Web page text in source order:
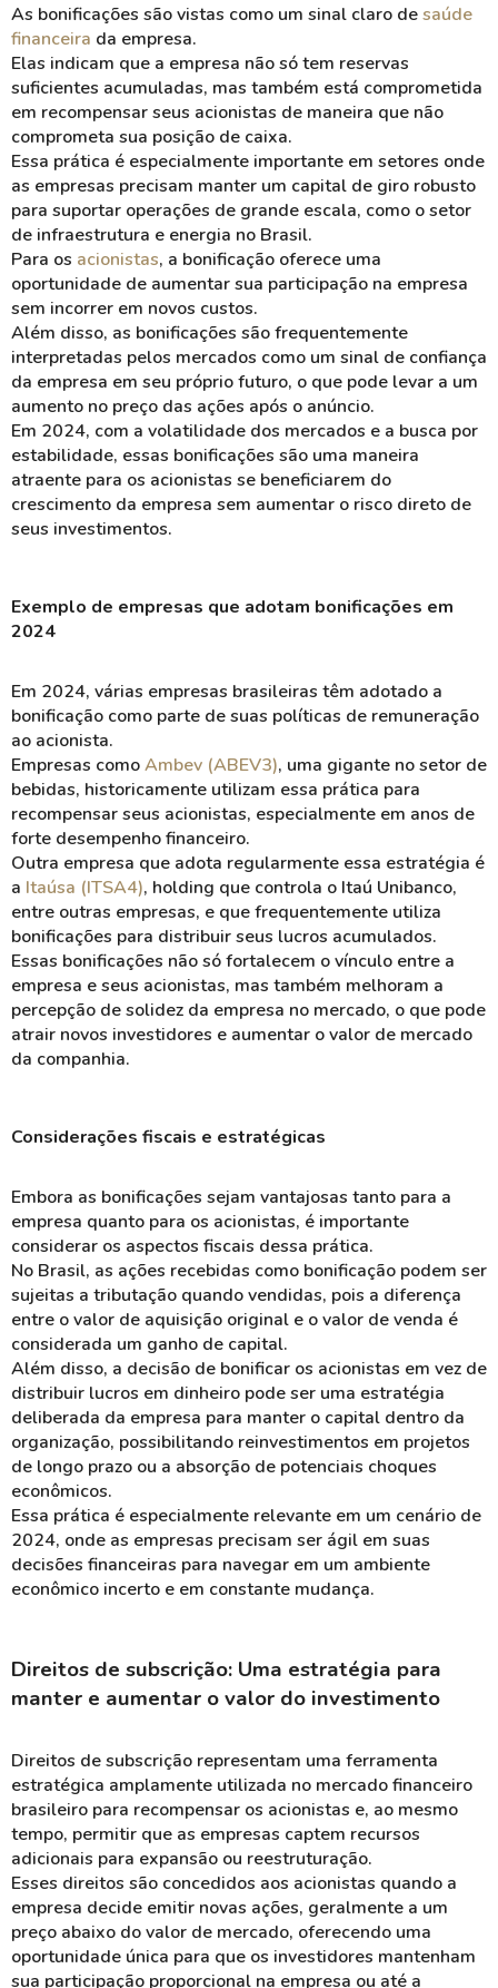
As bonificações são vistas como um sinal claro desaúde
financeira da empresa.
Elas indicam que a empresa não só tem reservas
suficientes acumuladas, mas também está comprometida
em recompensarseus acionistas de maneira que não
comprometa sua posição de caixa.
Essa prática é especialmente importante em setores onde
as empresas precisam manter um capital de giro robusto
para suportar operações de grande escala, como o setor
de infraestrutura e energia no Brasil.
Para os acionistas, a bonificação oferece uma
oportunidade de aumentar sua participação na empresa
sem incorrer em novos custos.
Além disso, as bonificações são frequentemente
interpretadas pelos mercados como um sinal de confiança
da empresa em seu próprio futuro, o que pode levar a um
aumento no preço das ações após o anúncio.
Em 2024, com a volatilidade dos mercados e a busca por
estabilidade, essas bonificações são uma maneira
atraente para os acionistas se beneficiarem do
crescimento da empresa sem aumentar o risco direto de
seus investimentos.
Exemplo de empresas que adotam bonificações em
2024
Em 2024, várias empresas brasileiras têm adotado a
bonificação como parte de suas políticas de remuneração
ao acionista.
Empresas comoAmbev (ABEV3), uma gigante no setor de
bebidas, historicamente utilizam essa prática para
recompensar seus acionistas, especialmente em anos de
forte desempenhofinanceiro.
Outra empresa que adota regularmente essa estratégia é
a Itaúsa (ITSA4), holding que controla o Itaú Unibanco,
entre outras empresas, e que frequentemente utiliza
bonificações para distribuir seus lucros acumulados.
Essas bonificações não só fortalecem o vínculo entre a
empresa e seus acionistas, mas também melhoram a
percepção desolidez da empresa no mercado, o que pode
atrair novos investidores e aumentar o valor de mercado
da companhia.
Considerações fiscais e estratégicas
Embora as bonificações sejam vantajosas tanto para a
empresa quanto para os acionistas, é importante
considerar os aspectos fiscais dessa prática.
No Brasil, as ações recebidas como bonificação podem ser
sujeitas a tributação quando vendidas, pois a diferença
entre o valor de aquisição original e o valor de venda é
considerada um ganho de capital.
Além disso, a decisão de bonificar os acionistas em vez de
distribuir lucros em dinheiro pode ser uma estratégia
deliberada da empresa para manter o capital dentro da
organização, possibilitando reinvestimentos em projetos
de longo prazo ou a absorção de potenciais choques
econômicos.
Essa prática é especialmente relevante em um cenário de
2024, onde as empresas precisam ser ágil em suas
decisões financeiras para navegar em um ambiente
econômico incerto e em constante mudança.
Direitos de subscrição: Uma estratégia para
manter e aumentar o valor do investimento
Direitos de subscrição representam uma ferramenta
estratégica amplamente utilizada no mercado financeiro
brasileiro para recompensar os acionistas e, ao mesmo
tempo, permitir que as empresas captem recursos
adicionais para expansão ou reestruturação.
Esses direitos são concedidos aos acionistas quando a
empresa decide emitir novas ações, geralmente a um
preço abaixo do valor de mercado, oferecendo uma
oportunidade única para que os investidores mantenham
sua participação proporcional na empresa ou até a